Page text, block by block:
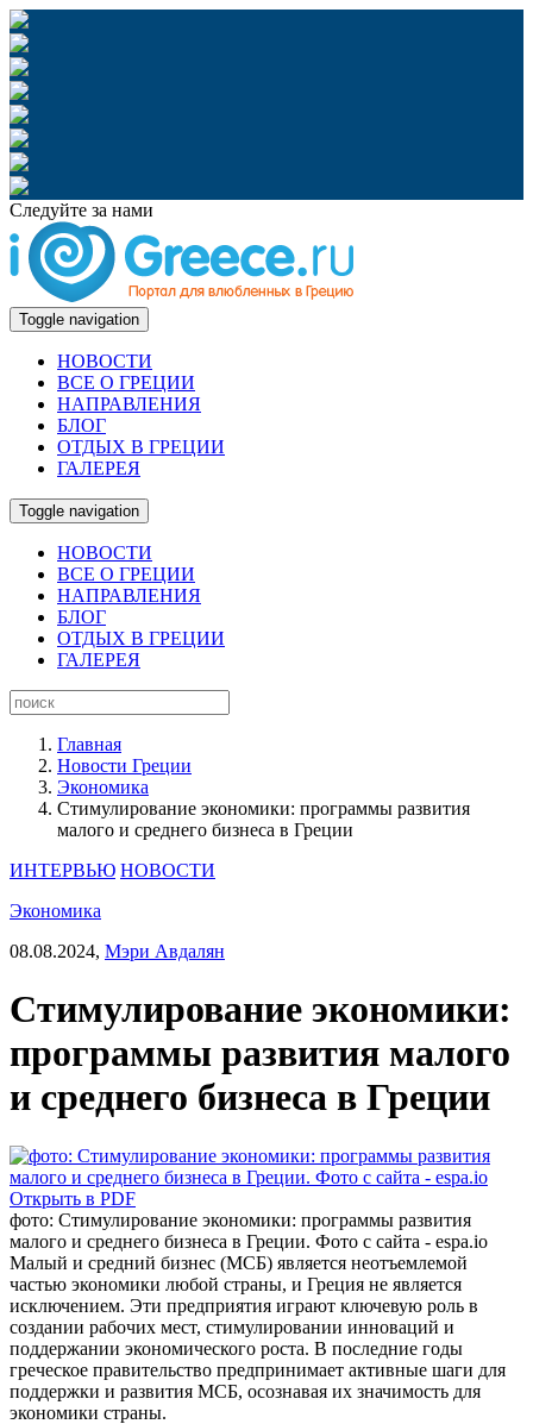
Следуйте за нами
Toggle navigation
НОВОСТИ
ВСЕ О ГРЕЦИИ
НАПРАВЛЕНИЯ
БЛОГ
ОТДЫХ В ГРЕЦИИ
ГАЛЕРЕЯ
Toggle navigation
НОВОСТИ
ВСЕ О ГРЕЦИИ
НАПРАВЛЕНИЯ
БЛОГ
ОТДЫХ В ГРЕЦИИ
ГАЛЕРЕЯ
Главная
Новости Греции
Экономика
Стимулирование экономики: программы развития
малого и среднего бизнеса в Греции
ИНТЕРВЬЮ НОВОСТИ
Экономика
08.08.2024, Мэри Авдалян
Стимулирование экономики:
программы развития малого
и среднего бизнеса в Греции
Открыть в PDF
фото: Стимулирование экономики: программы развития
малого и среднего бизнеса в Греции. Фото с сайта - espa.io
Малый и средний бизнес (МСБ) является неотъемлемой
частью экономики любой страны, и Греция не является
исключением. Эти предприятия играют ключевую роль в
создании рабочих мест, стимулировании инноваций и
поддержании экономического роста. В последние годы
греческое правительство предпринимает активные шаги для
поддержки и развития МСБ, осознавая их значимость для
экономики страны.